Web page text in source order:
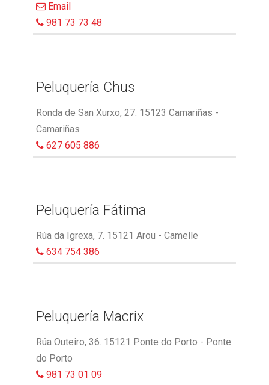
Email
981 73 73 48
Peluquería Chus
Ronda de San Xurxo, 27. 15123 Camariñas -
Camariñas
627 605 886
Peluquería Fátima
Rúa da Igrexa, 7. 15121 Arou - Camelle
634 754 386
Peluquería Macrix
Rúa Outeiro, 36. 15121 Ponte do Porto - Ponte
do Porto
981 73 01 09